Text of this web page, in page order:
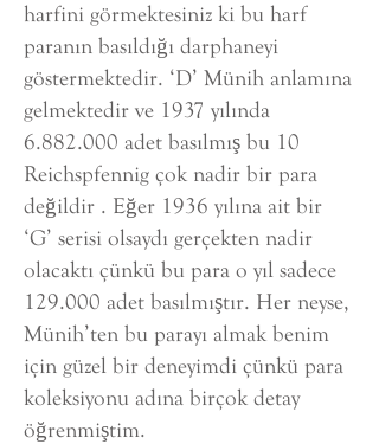
harfini görmektesiniz ki bu harf
paranın basıldığı darphaneyi
göstermektedir. ‘D’ Münih anlamına
gelmektedir ve 1937 yılında
6.882.000 adet basılmış bu 10
Reichspfennig çok nadir bir para
değildir . Eğer 1936 yılına ait bir
‘G’ serisi olsaydı gerçekten nadir
olacaktı çünkü bu para o yıl sadece
129.000 adet basılmıştır. Her neyse,
Münih’ten bu parayı almak benim
için güzel bir deneyimdi çünkü para
koleksiyonu adına birçok detay
öğrenmiştim.